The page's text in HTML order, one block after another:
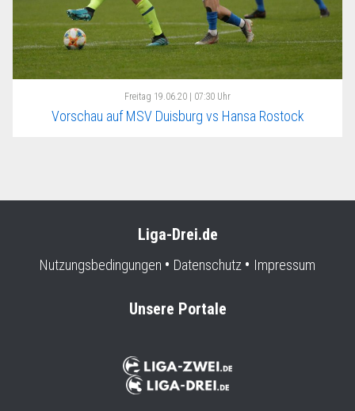
Freitag 19.06.20 | 07:30 Uhr
Vorschau auf MSV Duisburg vs Hansa Rostock
Liga-Drei.de
Nutzungsbedingungen Datenschutz Impressum
Unsere Portale